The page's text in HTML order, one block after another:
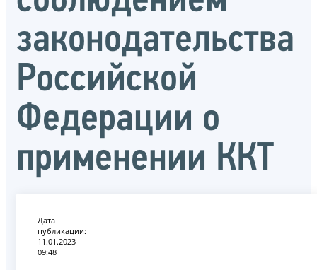
законодательства
Российской
Федерации о
применении ККТ
Дата
публикации:
11.01.2023
09:48